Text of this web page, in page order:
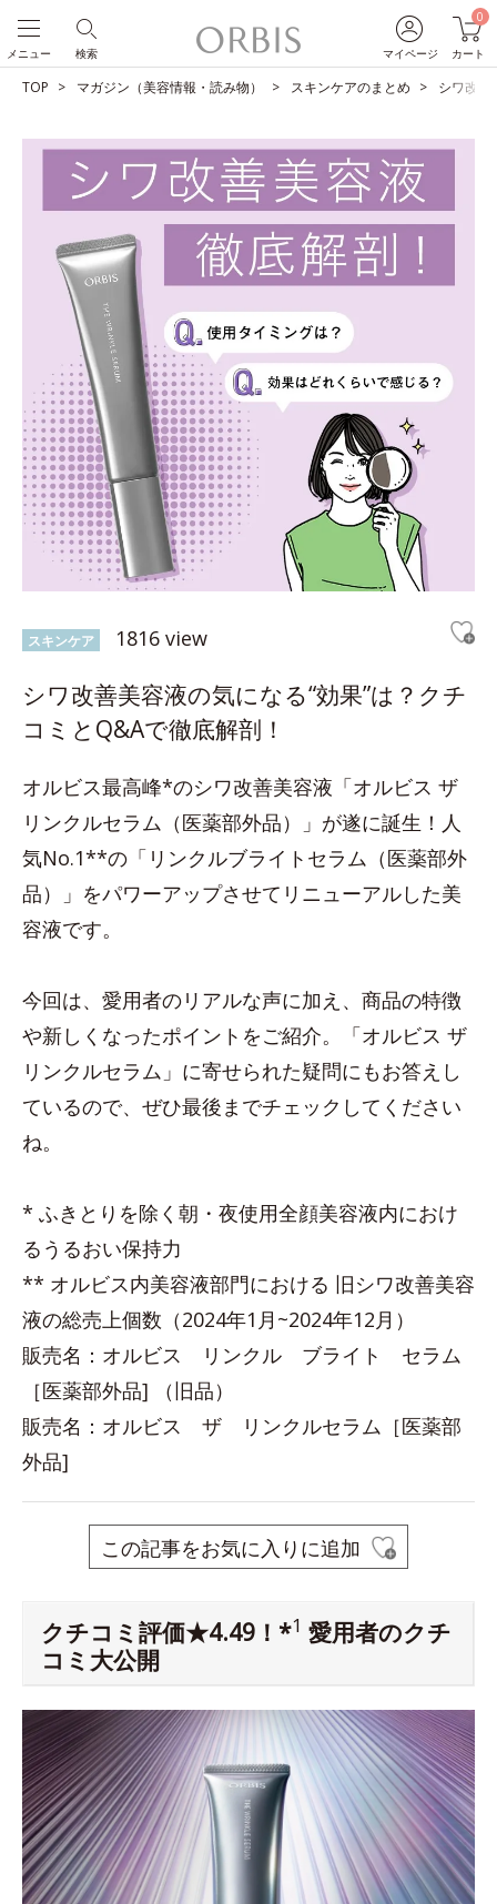
マイページ
0
カート
検索
メニュー
TOP マガジン（美容情報・読み物） スキンケアのまとめ シワ改善
スキンケア 1816 view
シワ改善美容液の気になる“効果”は？クチ
コミとQ&Aで徹底解剖！
オルビス最高峰*のシワ改善美容液「オルビス ザ
リンクルセラム（医薬部外品）」が遂に誕生！人
気No.1**の「リンクルブライトセラム（医薬部外
品）」をパワーアップさせてリニューアルした美
容液です。
今回は、愛用者のリアルな声に加え、商品の特徴
や新しくなったポイントをご紹介。「オルビス ザ
リンクルセラム」に寄せられた疑問にもお答えし
ているので、ぜひ最後までチェックしてください
ね。
* ふきとりを除く朝・夜使用全顔美容液内におけ
るうるおい保持力
** オルビス内美容液部門における 旧シワ改善美容
液の総売上個数（2024年1月~2024年12月）
販売名：オルビス リンクル ブライト セラム
［医薬部外品] （旧品）
販売名：オルビス ザ リンクルセラム［医薬部
外品]
この記事をお気に入りに追加
クチコミ評価★4.49！*1 愛用者のクチ
コミ大公開